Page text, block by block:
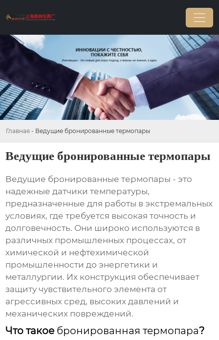
Главная - Ведущие бронированные термопары
Ведущие бронированные термопары
Ведущие бронированные термопары - это
надежные датчики температуры,
предназначенные для работы в экстремальных
условиях, где требуется высокая точность и
долговечность. Они широко используются в
различных промышленных процессах, от
химической и нефтехимической
промышленности до энергетики и
металлургии. Их конструкция обеспечивает
защиту чувствительного элемента от
агрессивных сред, высоких давлений и
механических повреждений.
Что такое бронированная термопара?